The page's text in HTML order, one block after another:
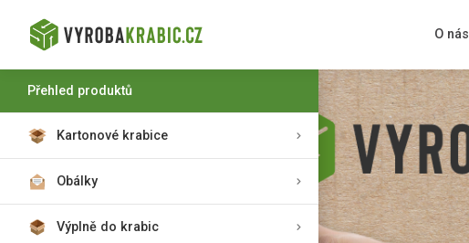
O nás
Přehled produktů
Kartonové krabice
Obálky
Výplně do krabic